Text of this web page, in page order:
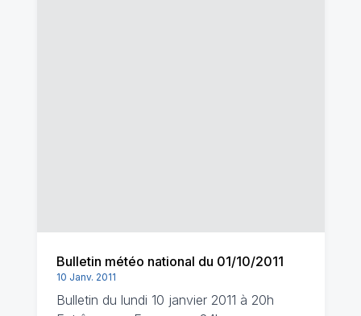
Bulletin météo national du 01/10/2011
10 Janv. 2011
Bulletin du lundi 10 janvier 2011 à 20h